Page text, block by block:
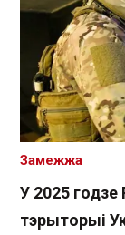
У 2025 годзе
тэрыторыі
Замежжа